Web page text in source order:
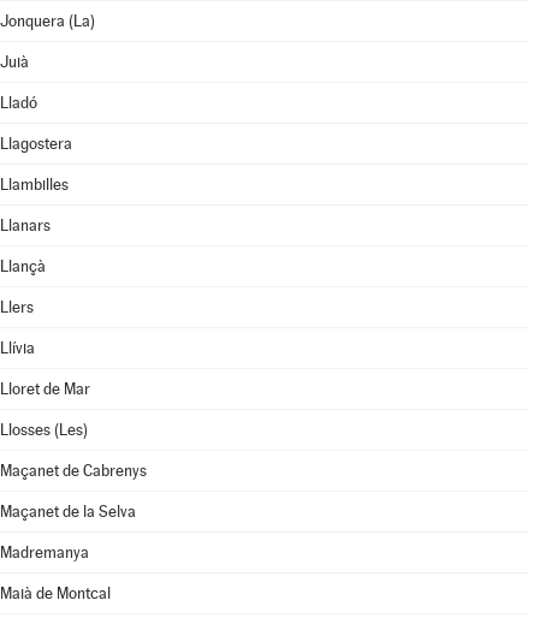
Jonquera (La)
Juià
Lladó
Llagostera
Llambilles
Llanars
Llançà
Llers
Llívia
Lloret de Mar
Llosses (Les)
Maçanet de Cabrenys
Maçanet de la Selva
Madremanya
Maià de Montcal